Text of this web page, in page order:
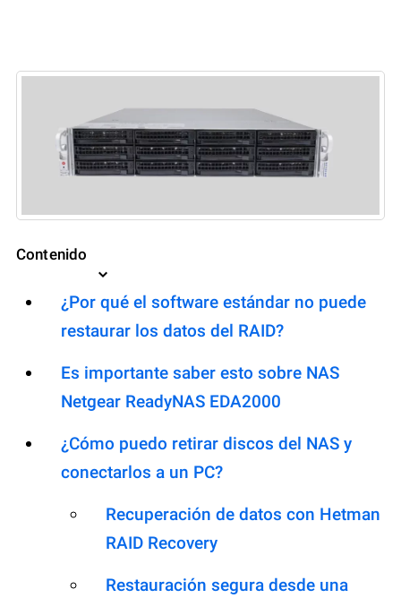
Contenido
¿Por qué el software estándar no puede
restaurar los datos del RAID?
Es importante saber esto sobre NAS
Netgear ReadyNAS EDA2000
¿Cómo puedo retirar discos del NAS y
conectarlos a un PC?
Recuperación de datos con Hetman
RAID Recovery
Restauración segura desde una